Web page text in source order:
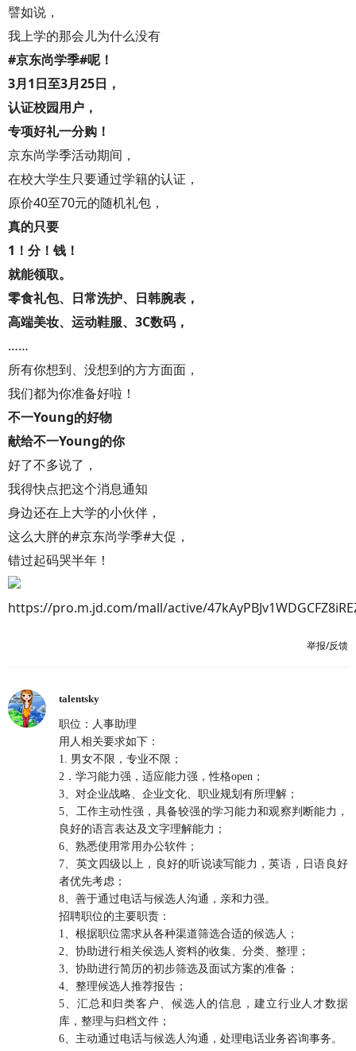
譬如说，
我上学的那会儿为什么没有
#京东尚学季#呢！
3月1日至3月25日，
认证校园用户，
专项好礼一分购！
京东尚学季活动期间，
在校大学生只要通过学籍的认证，
原价40至70元的随机礼包，
真的只要
1！分！钱！
就能领取。
零食礼包、日常洗护、日韩腕表，
高端美妆、运动鞋服、3C数码，
……
所有你想到、没想到的方方面面，
我们都为你准备好啦！
不一Young的好物
献给不一Young的你
好了不多说了，
我得快点把这个消息通知
身边还在上大学的小伙伴，
这么大胖的#京东尚学季#大促，
错过起码哭半年！
https://pro.m.jd.com/mall/active/
举报/反馈
talentsky
职位：人事助理
用人相关要求如下：
1. 男女不限，专业不限；
2．学习能力强，适应能力强，性格open；
3、对企业战略、企业文化、职业规划有所理解；
5、工作主动性强，具备较强的学习能力和观察判断能力，
良好的语言表达及文字理解能力；
6、熟悉使用常用办公软件；
7、英文四级以上，良好的听说读写能力，英语，日语良好
者优先考虑；
8、善于通过电话与候选人沟通，亲和力强。
招聘职位的主要职责：
1、根据职位需求从各种渠道筛选合适的候选人；
2、协助进行相关侯选人资料的收集、分类、整理；
3、协助进行简历的初步筛选及面试方案的准备；
4、整理候选人推荐报告；
5、汇总和归类客户、候选人的信息，建立行业人才数据
库，整理与归档文件；
6、主动通过电话与候选人沟通，处理电话业务咨询事务。